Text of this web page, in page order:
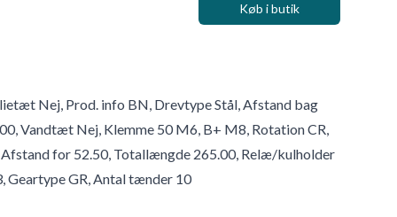
Køb i butik
Nej, Prod. info BN, Drevtype Stål, Afstand bag
Vandtæt Nej, Klemme 50 M6, B+ M8, Rotation CR,
for 52.50, Totallængde 265.00, Relæ/kulholder
Geartype GR, Antal tænder 10